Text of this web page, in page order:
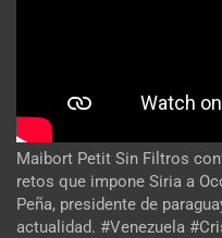
Maibort Petit Sin Filtros
retos que impone Siria a
Peña, presidente de
actualidad. #Venezuela